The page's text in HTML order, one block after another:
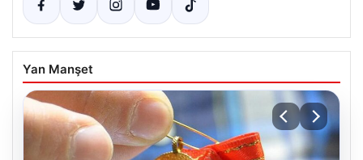
Yan Manşet